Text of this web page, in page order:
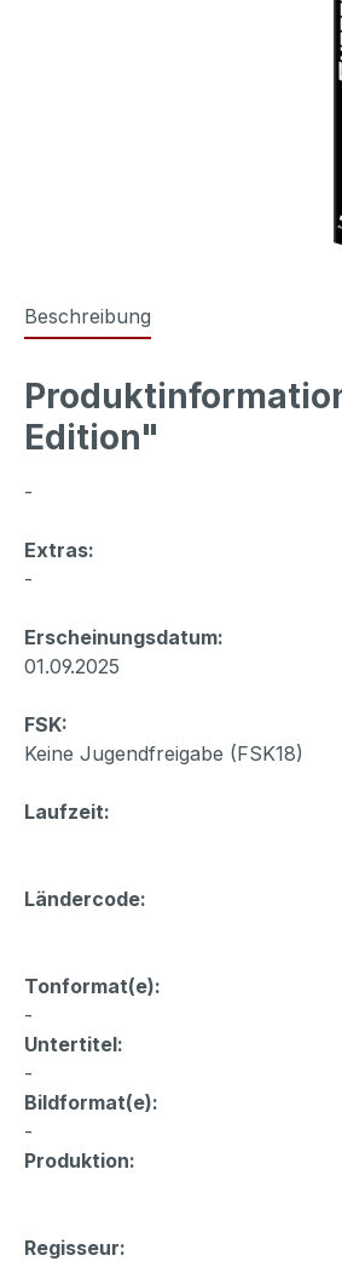
Beschreibung
Edition"
-
Extras:
-
Erscheinungsdatum:
01.09.2025
FSK:
Keine Jugendfreigabe (FSK18)
Laufzeit:
Ländercode:
Tonformat(e):
-
Untertitel:
-
Bildformat(e):
-
Produktion:
Regisseur: